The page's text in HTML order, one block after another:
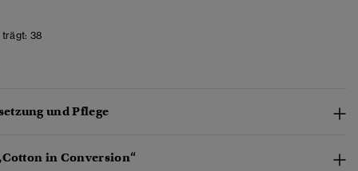
trägt: 38
und Pflege
in Conversion“